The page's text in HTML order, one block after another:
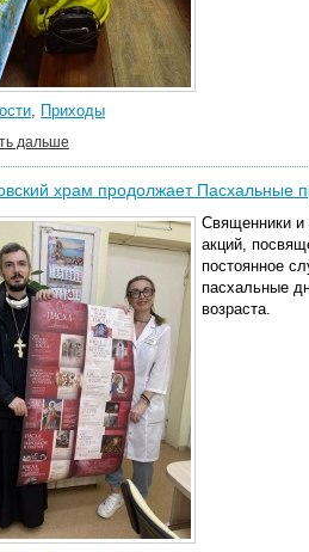
, Приходы
дальше
храм продолжает Пасхальные
Священники и
акций,
постоянное
пасхальные
возраста.